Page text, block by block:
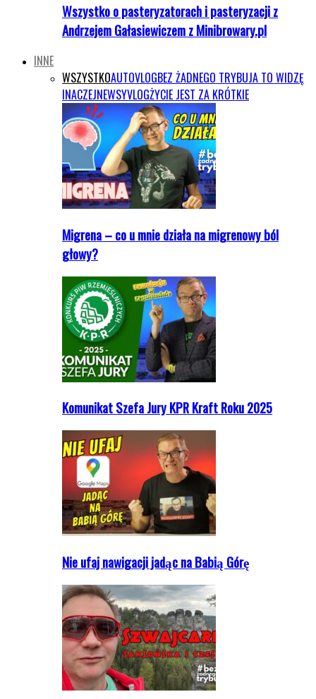
Wszystko o pasteryzatorach i pasteryzacji z
Andrzejem Gałasiewiczem z Minibrowary.pl
INNE
WSZYSTKOAUTOVLOGBEZ ŻADNEGO TRYBUJA TO WIDZĘ
INACZEJNEWSYVLOGŻYCIE JEST ZA KRÓTKIE
Migrena – co u mnie działa na migrenowy ból
głowy?
Komunikat Szefa Jury KPR Kraft Roku 2025
Nie ufaj nawigacji jadąc na Babią Górę